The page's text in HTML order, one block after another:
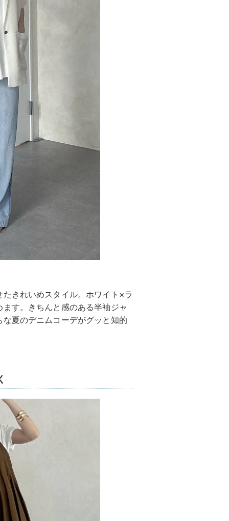
きれいめスタイル。ホワイト×ラ
す。きちんと感のある半袖ジャ
夏のデニムコーデがグッと知的